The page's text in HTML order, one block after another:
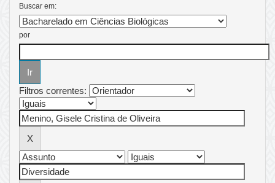
Buscar em:
por
Filtros correntes: